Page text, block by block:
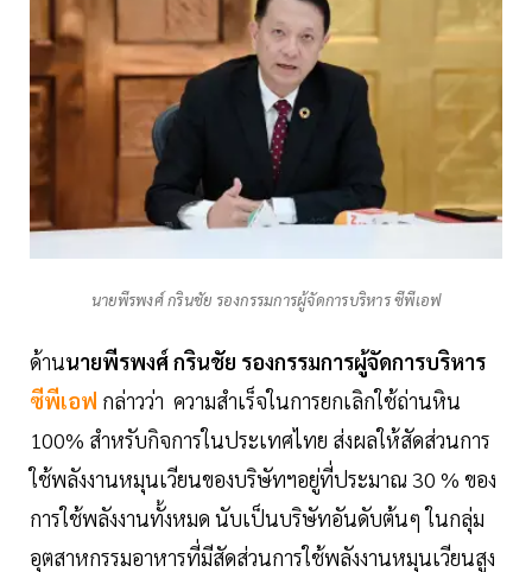
นายพีรพงศ์ กรินชัย รองกรรมการผู้จัดการบริหาร ซีพีเอฟ
ด้านนายพีรพงศ์ กรินชัย รองกรรมการผู้จัดการบริหาร
ซีพีเอฟ กล่าวว่า ความสำเร็จในการยกเลิกใช้ถ่านหิน
100% สำหรับกิจการในประเทศไทย ส่งผลให้สัดส่วนการ
ใช้พลังงานหมุนเวียนของบริษัทฯอยู่ที่ประมาณ 30 % ของ
การใช้พลังงานทั้งหมด นับเป็นบริษัทอันดับต้นๆ ในกลุ่ม
อุตสาหกรรมอาหารที่มีสัดส่วนการใช้พลังงานหมุนเวียนสูง